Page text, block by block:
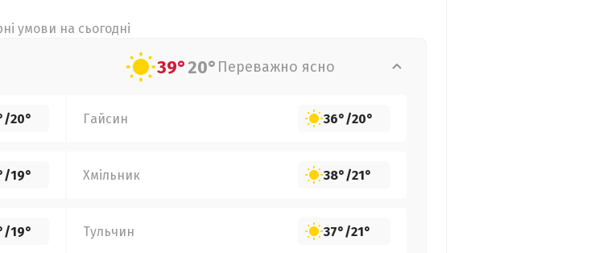
умови на сьогодні
39°20° Переважно ясно
/20° Гайсин 36°/20°
/19° Хмільник 38°/21°
/19° Тульчин 37°/21°